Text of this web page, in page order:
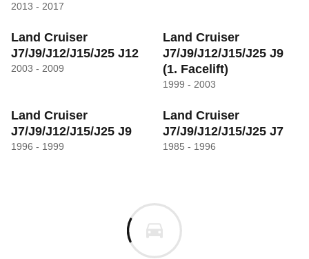
2013 - 2017
Land Cruiser
J7/J9/J12/J15/J25 J12
2003 - 2009
Land Cruiser
J7/J9/J12/J15/J25 J9
(1. Facelift)
1999 - 2003
Land Cruiser
J7/J9/J12/J15/J25 J9
1996 - 1999
Land Cruiser
J7/J9/J12/J15/J25 J7
1985 - 1996